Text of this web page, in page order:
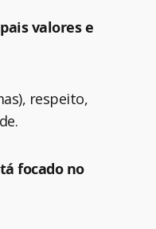
valores e
respeito,
focado no